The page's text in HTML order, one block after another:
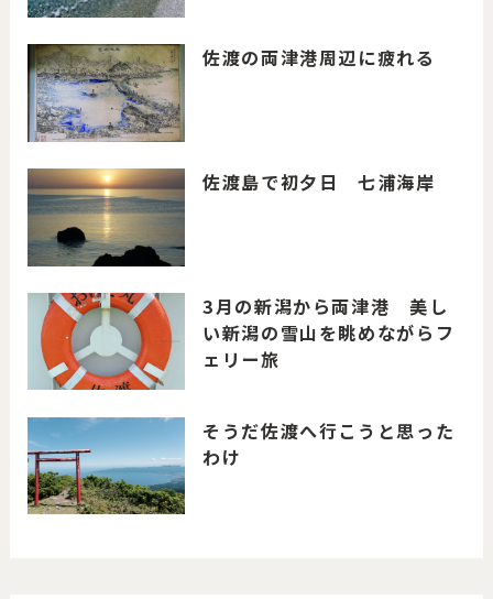
佐渡の両津港周辺に疲れる
佐渡島で初夕日 七浦海岸
3月の新潟から両津港 美し
い新潟の雪山を眺めながらフ
ェリー旅
そうだ佐渡へ行こうと思った
わけ